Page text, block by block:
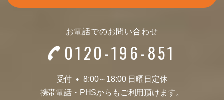
お電話でのお問い合わせ
0120-196-851
受付 ●
8:00～18:00 日曜日定休
携帯電話・ PHSからもご利用頂けます。